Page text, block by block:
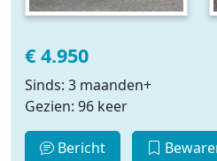
€ 4.950
Sinds: 3 maanden+
Gezien: 96 keer
Bericht